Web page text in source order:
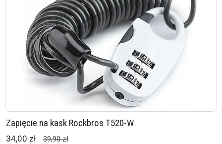
Zapięcie na kask Rockbros T520-W
34,00 zł 39,90 zł